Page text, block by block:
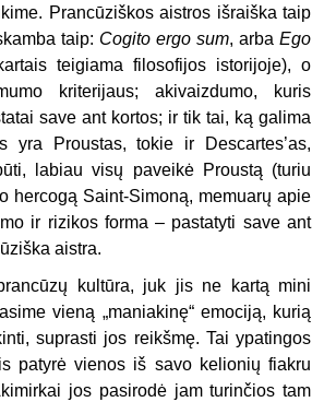
Prancūziškos aistros išraiška taip
taip: Cogito ergo sum, arba Ego
teigiama filosofijos istorijoje), o
kriterijaus; akivaizdumo, kuris
save ant kortos; ir tik tai, ką galima
Proustas, tokie ir Descartes’as,
labiau visų paveikė Proustą (turiu
hercogą Saint-Simoną, memuarų apie
ir rizikos forma – pastatyti save ant
aistra.
kultūra, juk jis ne kartą mini
vieną „maniakinę“ emociją, kurią
suprasti jos reikšmę. Tai ypatingos
patyrė vienos iš savo kelionių fiakru
jos pasirodė jam turinčios tam